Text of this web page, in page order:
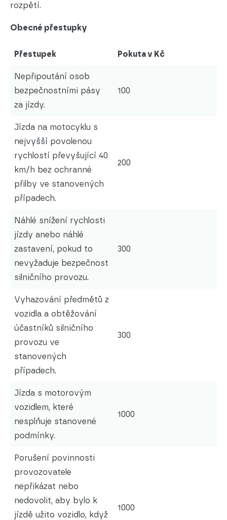
rozpětí.
Obecné přestupky
Přestupek Pokuta v Kč
Nepřipoutání osob
bezpečnostními pásy
za jízdy.
100
Jízda na motocyklu s
nejvyšší povolenou
rychlostí převyšující 40
km/h bez ochranné
přilby ve stanovených
případech.
200
Náhlé snížení rychlosti
jízdy anebo náhlé
zastavení, pokud to
nevyžaduje bezpečnost
silničního provozu.
300
Vyhazování předmětů z
vozidla a obtěžování
účastníků silničního
provozu ve
stanovených
případech.
300
Jízda s motorovým
vozidlem, které
nesplňuje stanovené
podmínky.
1000
Porušení povinnosti
provozovatele
nepřikázat nebo
nedovolit, aby bylo k
jízdě užito vozidlo, když
1000